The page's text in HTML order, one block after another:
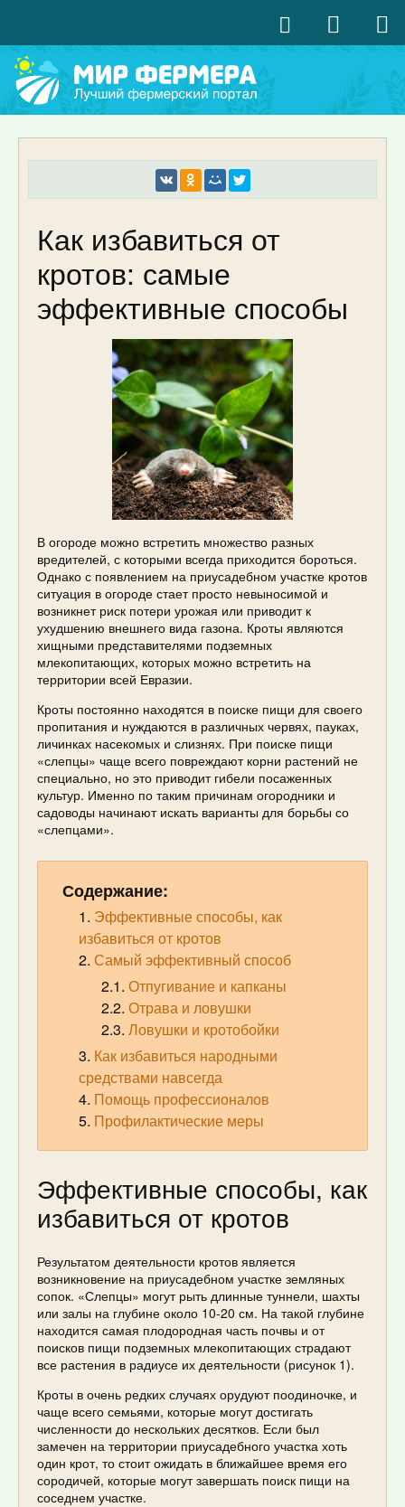
Как избавиться от
кротов: самые
эффективные способы
В огороде можно встретить множество разных
вредителей, с которыми всегда приходится бороться.
Однако с появлением на приусадебном участке кротов
ситуация в огороде стает просто невыносимой и
возникнет риск потери урожая или приводит к
ухудшению внешнего вида газона. Кроты являются
хищными представителями подземных
млекопитающих, которых можно встретить на
территории всей Евразии.
Кроты постоянно находятся в поиске пищи для своего
пропитания и нуждаются в различных червях, пауках,
личинках насекомых и слизнях. При поиске пищи
«слепцы» чаще всего повреждают корни растений не
специально, но это приводит гибели посаженных
культур. Именно по таким причинам огородники и
садоводы начинают искать варианты для борьбы со
«слепцами».
Содержание:
Эффективные способы, как
избавиться от кротов
Самый эффективный способ
Отпугивание и капканы
Отрава и ловушки
Ловушки и кротобойки
Как избавиться народными
средствами навсегда
Помощь профессионалов
Профилактические меры
Эффективные способы, как
избавиться от кротов
Результатом деятельности кротов является
возникновение на приусадебном участке земляных
сопок. «Слепцы» могут рыть длинные туннели, шахты
или залы на глубине около 10-20 см. На такой глубине
находится самая плодородная часть почвы и от
поисков пищи подземных млекопитающих страдают
все растения в радиусе их деятельности (рисунок 1).
Кроты в очень редких случаях орудуют поодиночке, и
чаще всего семьями, которые могут достигать
численности до нескольких десятков. Если был
замечен на территории приусадебного участка хоть
один крот, то стоит ожидать в ближайшее время его
сородичей, которые могут завершать поиск пищи на
соседнем участке.